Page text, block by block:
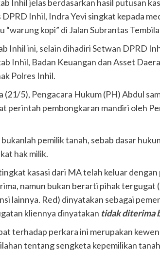
Inhil jelas berdasarkan hasil putusan
Inhil, Indra Yevi singkat kepada
kopi” di Jalan Subrantas
Inhil ini, selain dihadiri Setwan DPRD
Inhil, Badan Keuangan dan Asset
Polres Inhil.
5), Pengacara Hukum (PH) Abdul
perintah pembongkaran mandiri oleh
pemilik tanah, sebab dasar
hak milik.
kasasi dari MA telah keluar dengan
namun bukan berarti pihak tergugat
lainnya. Red) dinyatakan sebagai
kliennya dinyatakan tidak diterima
terhadap perkara ini merupakan
tentang sengketa kepemilikan